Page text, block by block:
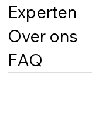
Experten
Over ons
FAQ